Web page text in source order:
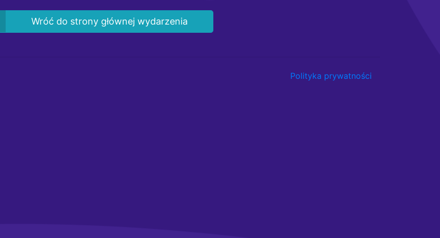
Wróć do strony głównej wydarzenia
Polityka prywatności